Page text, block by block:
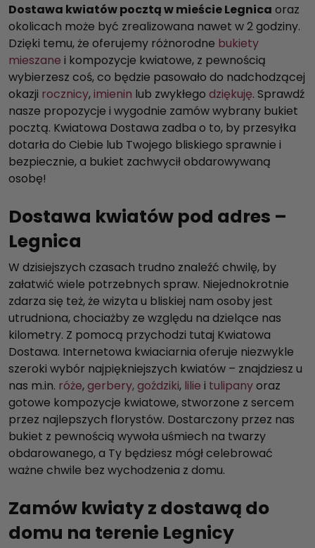
Dostawa kwiatów pocztą w mieście Legnica oraz
okolicach może być zrealizowana nawet w 2 godziny.
Dzięki temu, że oferujemy różnorodne bukiety
mieszane i kompozycje kwiatowe, z pewnością
wybierzesz coś, co będzie pasowało do nadchodzącej
okazji rocznicy,imienin lub zwykłego dziękuję. Sprawdź
nasze propozycje i wygodnie zamów wybrany bukiet
pocztą. Kwiatowa Dostawa zadba o to, by przesyłka
dotarła do Ciebie lub Twojego bliskiego sprawnie i
bezpiecznie, a bukiet zachwycił obdarowywaną
osobę!
Dostawa kwiatów pod adres –
Legnica
W dzisiejszych czasach trudno znaleźć chwilę, by
załatwić wiele potrzebnych spraw. Niejednokrotnie
zdarza się też, że wizyta u bliskiej nam osoby jest
utrudniona, chociażby ze względu na dzielące nas
kilometry. Z pomocą przychodzi tutaj Kwiatowa
Dostawa. Internetowa kwiaciarnia oferuje niezwykle
szeroki wybór najpiękniejszych kwiatów – znajdziesz u
nas m.in. róże,gerbery, goździki, lilie i tulipanyoraz
gotowe kompozycje kwiatowe, stworzone z sercem
przez najlepszych florystów. Dostarczony przez nas
bukiet z pewnością wywoła uśmiech na twarzy
obdarowanego, a Ty będziesz mógł celebrować
ważne chwile bez wychodzenia z domu.
Zamów kwiaty z dostawą do
domu na terenie Legnicy